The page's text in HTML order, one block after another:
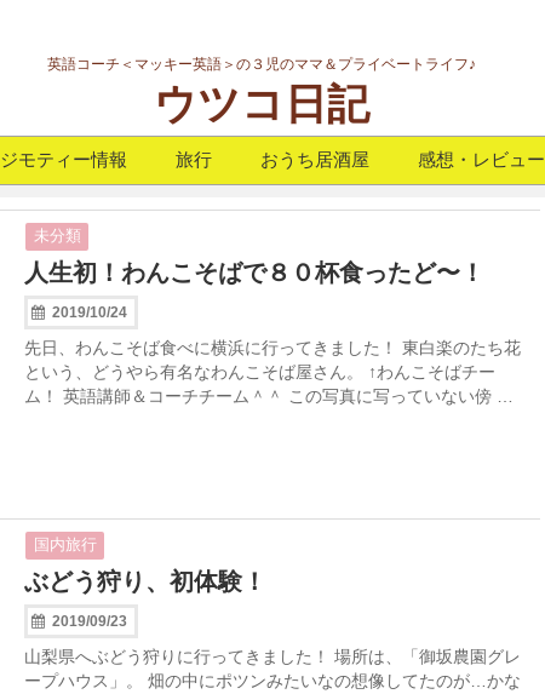
英語コーチ＜マッキー英語＞の３児のママ＆プライベートライフ♪
ウツコ日記
ジモティー情報 旅行 おうち居酒屋 感想・レビュー
未分類
人生初！わんこそばで８０杯食ったど〜！
2019/10/24
先日、わんこそば食べに横浜に行ってきました！ 東白楽のたち花
という、どうやら有名なわんこそば屋さん。 ↑わんこそばチー
ム！ 英語講師＆コーチチーム＾＾ この写真に写っていない傍 …
国内旅行
ぶどう狩り、初体験！
2019/09/23
山梨県へぶどう狩りに行ってきました！ 場所は、「御坂農園グレ
ープハウス」。 畑の中にポツンみたいなの想像してたのが…かな